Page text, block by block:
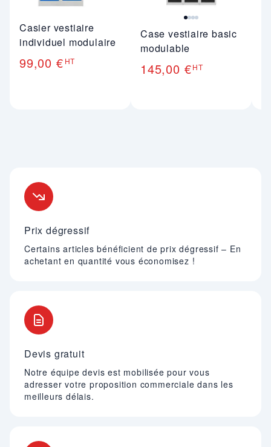
Casier vestiaire
individuel modulaire
99,00 € HT
Case vestiaire basic
modulable
145,00 €HT
Prix dégressif
Certains articles bénéficient de prix dégressif – En
achetant en quantité vous économisez !
Devis gratuit
Notre équipe devis est mobilisée pour vous
adresser votre proposition commerciale dans les
meilleurs délais.